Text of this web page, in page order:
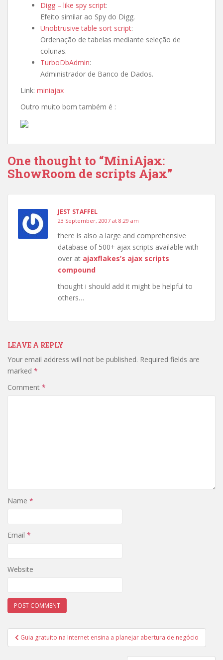
Digg – like spy script:
Efeito similar ao Spy do Digg.
Unobtrusive table sort script:
Ordenação de tabelas mediante seleção de
colunas.
TurboDbAdmin:
Administrador de Banco de Dados.
Link: miniajax
Outro muito bom também é :
One thought to “MiniAjax:
ShowRoom de scripts Ajax”
JEST STAFFEL
23 September, 2007 at 8:29 am
there is also a large and comprehensive
database of 500+ ajax scripts available with
over at ajaxflakes’s ajax scripts
compound
thought i should add it might be helpful to
others…
LEAVE A REPLY
Your email address will not be published. Required fields are
marked *
Comment *
Name *
Email *
Website
Post
navigation
Guia gratuito na Internet ensina a planejar abertura de negócio